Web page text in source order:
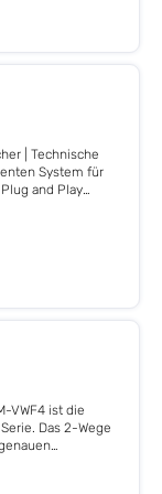
x 170 mm
mit
| Technische
Plug and Play
3 Ohm
VWF4 ist die
Das 2-Wege
du mit deinem